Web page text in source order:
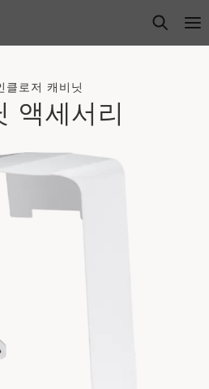
open
클로저 캐비닛
액세서리